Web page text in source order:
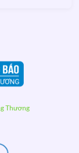
Thương